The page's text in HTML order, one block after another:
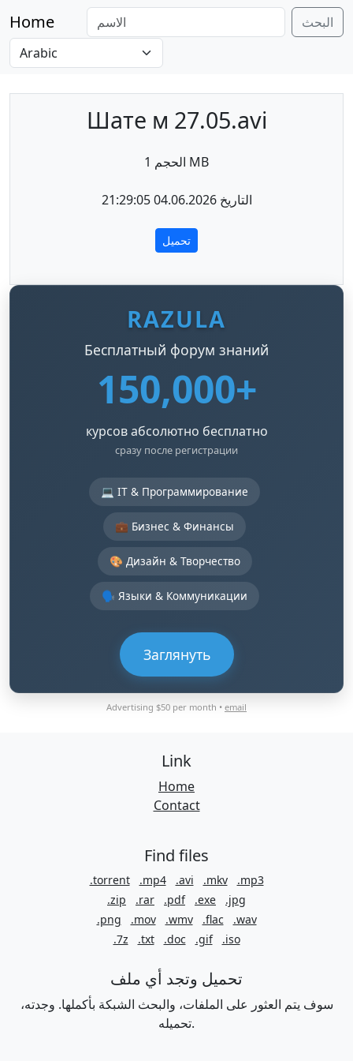
Home البحث
Шате м 27.05.avi
الحجم 1 MB
التاريخ 04.06.2026 21:29:05
تحميل
RAZULA
Бесплатный форум знаний
150,000+
курсов абсолютно бесплатно
сразу после регистрации
💻 IT & Программирование
💼 Бизнес & Финансы
🎨 Дизайн & Творчество
🗣️ Языки & Коммуникации
Заглянуть
Advertising $50 per month • email
Link
Home
Contact
Find files
.torrent .mp4 .avi .mkv
.mp3
.zip
.rar .pdf .exe
.jpg
.png
.mov .wmv .flac
.wav
.7z
.txt .doc .gif .iso
تحميل وتجد أي ملف
سوف يتم العثور على الملفات، والبحث الشبكة بأكملها. وجدته،
تحميله.